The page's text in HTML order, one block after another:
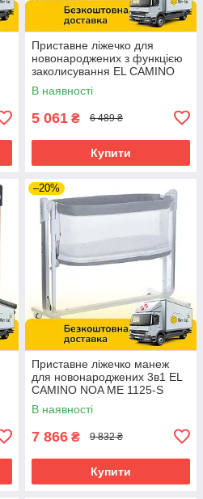
Приставне ліжечко для
новонароджених з функцією
заколисування EL CAMINO
INTENSE ME 1180-W Gray
Сірий
В наявності
5 061 ₴ 6 489 ₴
Купити
–20%
Приставне ліжечко манеж
для новонароджених 3в1 EL
CAMINO NOA ME 1125-S
Graphite Сірий
В наявності
7 866 ₴ 9 832 ₴
Купити